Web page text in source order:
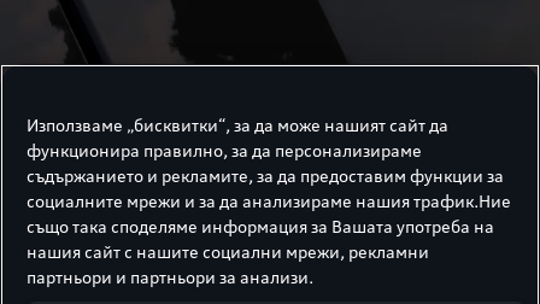
Използваме „бисквитки“, за да може нашият сайт да
функционира правилно, за да персонализираме
съдържанието и рекламите, за да предоставим функции за
социалните мрежи и за да анализираме нашия трафик.Ние
също така споделяме информация за Вашата употреба на
нашия сайт с нашите социални мрежи, рекламни
партньори и партньори за анализи.